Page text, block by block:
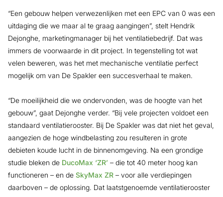
“Een gebouw helpen verwezenlijken met een EPC van 0 was een
uitdaging die we maar al te graag aangingen”, stelt Hendrik
Dejonghe, marketingmanager bij het ventilatiebedrijf. Dat was
immers de voorwaarde in dit project. In tegenstelling tot wat
velen beweren, was het met mechanische ventilatie perfect
mogelijk om van De Spakler een succesverhaal te maken.
“De moeilijkheid die we ondervonden, was de hoogte van het
gebouw”, gaat Dejonghe verder. “Bij vele projecten voldoet een
standaard ventilatierooster. Bij De Spakler was dat niet het geval,
aangezien de hoge windbelasting zou resulteren in grote
debieten koude lucht in de binnenomgeving. Na een grondige
studie bleken de DucoMax ‘ZR’ – die tot 40 meter hoog kan
functioneren – en de SkyMax ZR – voor alle verdiepingen
daarboven – de oplossing. Dat laatstgenoemde ventilatierooster